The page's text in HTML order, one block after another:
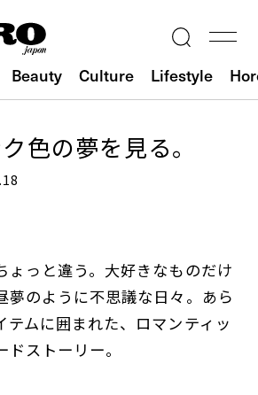
Beauty Culture Lifestyle
色の夢を見る。
ょっと違う。大好きなものだけ
夢のように不思議な日々。あら
テムに囲まれた、ロマンティッ
ストーリー。